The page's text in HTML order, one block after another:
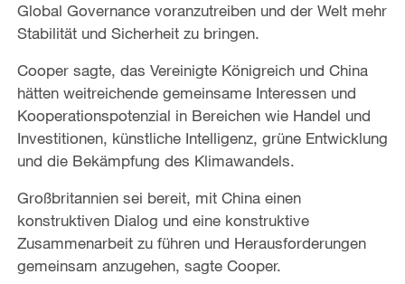
Global Governance voranzutreiben und der Welt mehr
Stabilität und Sicherheit zu bringen.
Cooper sagte, das Vereinigte Königreich und China
hätten weitreichende gemeinsame Interessen und
Kooperationspotenzial in Bereichen wie Handel und
Investitionen, künstliche Intelligenz, grüne Entwicklung
und die Bekämpfung des Klimawandels.
Großbritannien sei bereit, mit China einen
konstruktiven Dialog und eine konstruktive
Zusammenarbeit zu führen und Herausforderungen
gemeinsam anzugehen, sagte Cooper.